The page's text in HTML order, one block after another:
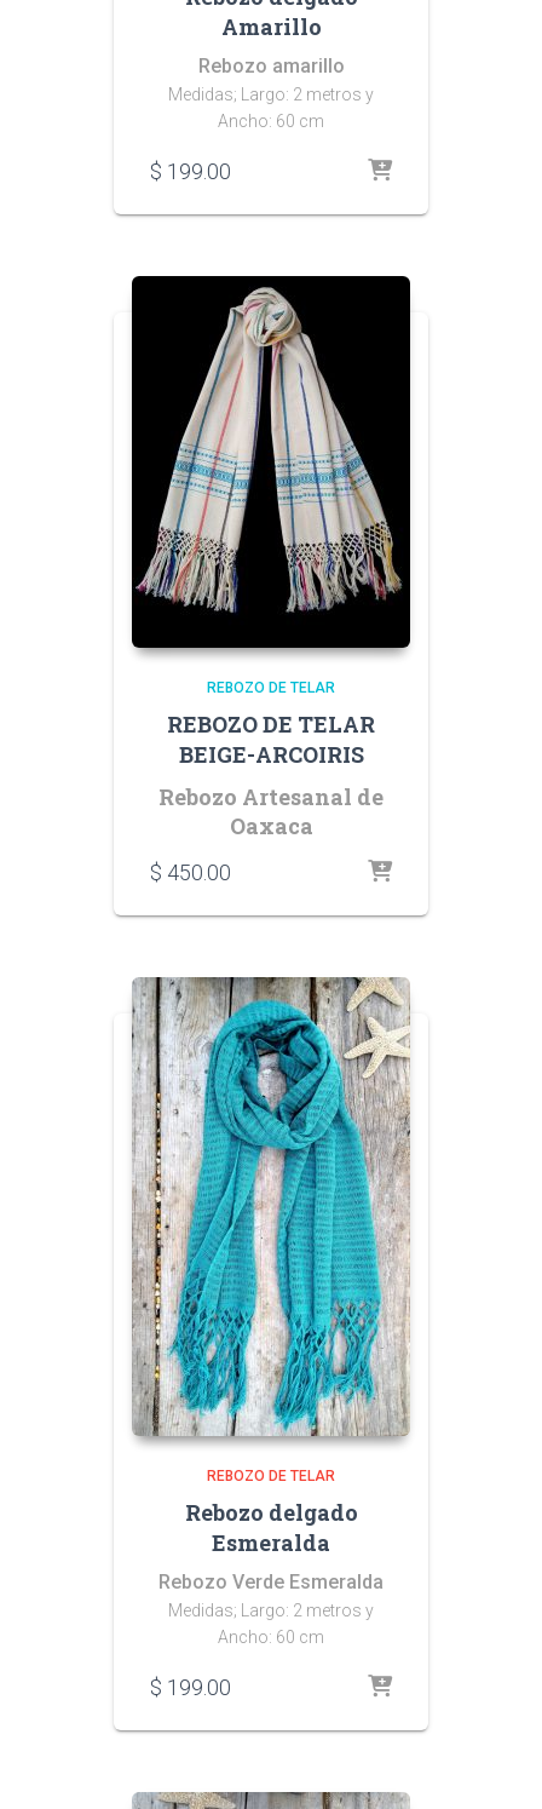
Amarillo
Rebozo amarillo
Medidas; Largo: 2 metros y
Ancho: 60 cm
$ 199.00
REBOZO DE TELAR
REBOZO DE TELAR
BEIGE-ARCOIRIS
Rebozo Artesanal de
Oaxaca
$ 450.00
REBOZO DE TELAR
Rebozo delgado
Esmeralda
Rebozo Verde Esmeralda
Medidas; Largo: 2 metros y
Ancho: 60 cm
$ 199.00